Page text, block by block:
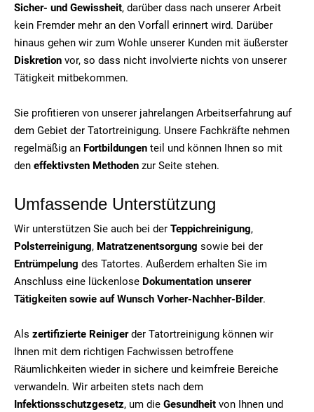
Sicher- und Gewissheit, darüber dass nach unserer Arbeit
kein Fremder mehr an den Vorfall erinnert wird. Darüber
hinaus gehen wir zum Wohle unserer Kunden mit äußerster
Diskretion vor, so dass nicht involvierte nichts von unserer
Tätigkeit mitbekommen.
Sie profitieren von unserer jahrelangen Arbeitserfahrung auf
dem Gebiet der Tatortreinigung. Unsere Fachkräfte nehmen
regelmäßig an Fortbildungen teil und können Ihnen so mit
den effektivsten Methoden zur Seite stehen.
Umfassende Unterstützung
Wir unterstützen Sie auch bei der Teppichreinigung,
Polsterreinigung, Matratzenentsorgung sowie bei der
Entrümpelung des Tatortes. Außerdem erhalten Sie im
Anschluss eine lückenlose Dokumentation unserer
Tätigkeiten sowie auf Wunsch Vorher-Nachher-Bilder.
Als zertifizierte Reinigerder Tatortreinigung können wir
Ihnen mit dem richtigen Fachwissen betroffene
Räumlichkeiten wieder in sichere und keimfreie Bereiche
verwandeln. Wir arbeiten stets nach dem
Infektionsschutzgesetz, um die Gesundheit von Ihnen und